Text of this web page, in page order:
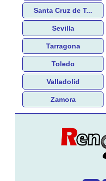
Santa Cruz de T...
Sevilla
Tarragona
Toledo
Valladolid
Zamora